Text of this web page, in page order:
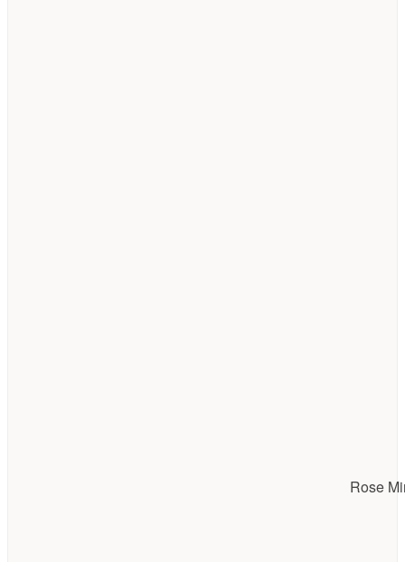
Rose